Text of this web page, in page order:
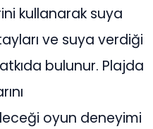
kullanarak suya
ve suya verdiği
bulunur. Plajda
oyun deneyimi